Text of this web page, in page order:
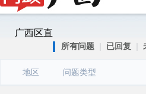
广西区直
所有问题 | 已回复 |
地区 问题类型